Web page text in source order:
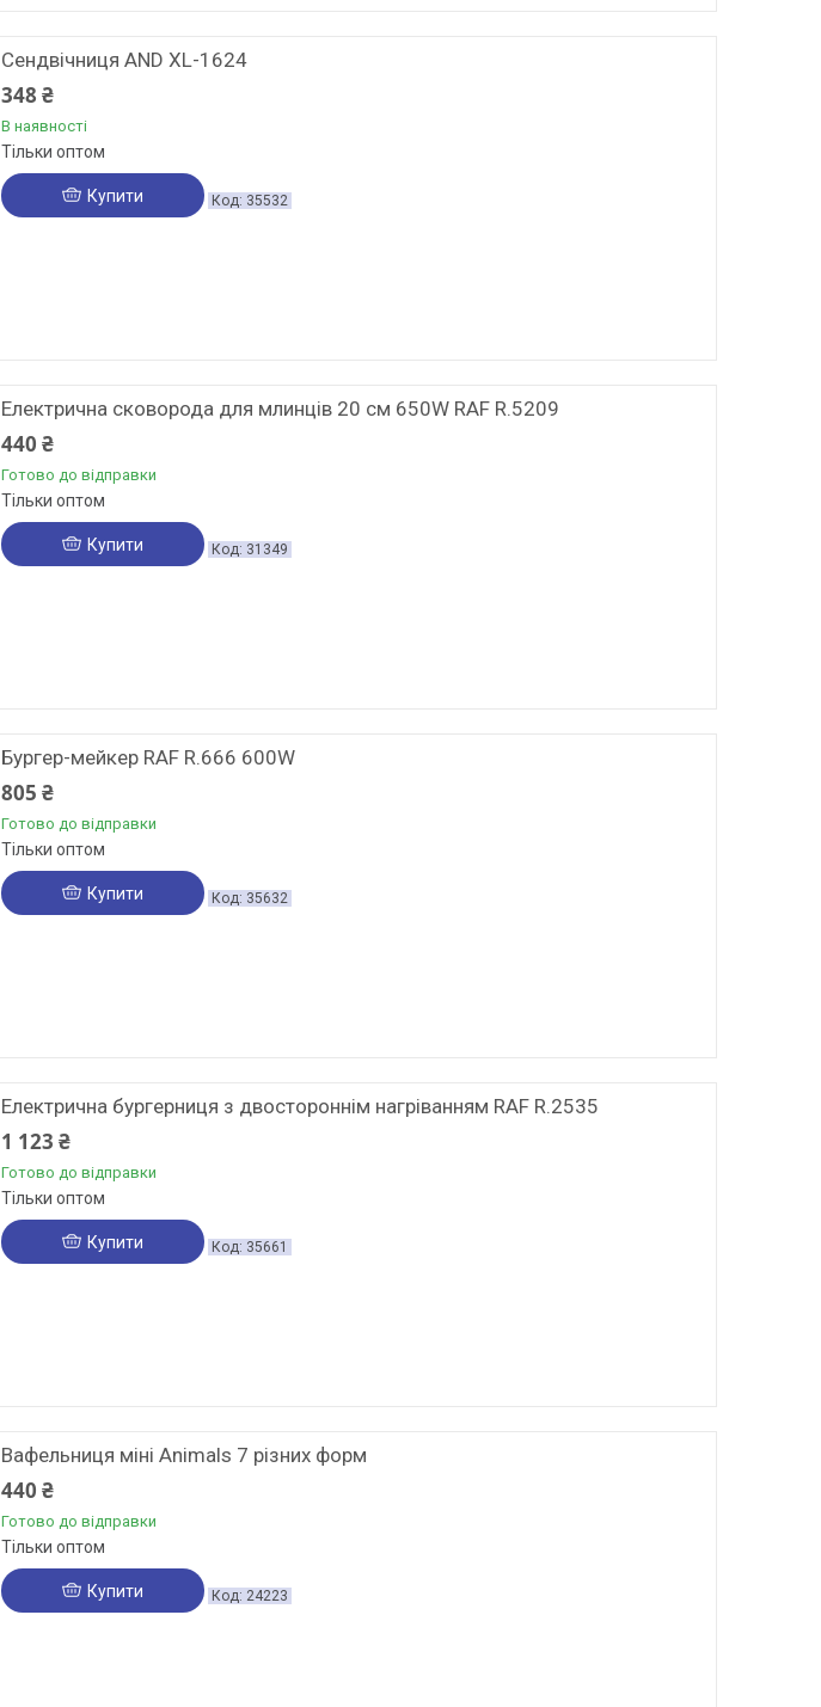
Сендвічниця AND XL-1624
348 ₴
В наявності
Тільки оптом
Купити 35532
Електрична сковорода для млинців 20 см 650W RAF R.5209
440 ₴
Готово до відправки
Тільки оптом
Купити 31349
Бургер-мейкер RAF R.666 600W
805 ₴
Готово до відправки
Тільки оптом
Купити 35632
Електрична бургерниця з двостороннім нагріванням RAF R.2535
1 123 ₴
Готово до відправки
Тільки оптом
Купити 35661
Вафельниця міні Animals 7 різних форм
440 ₴
Готово до відправки
Тільки оптом
Купити 24223